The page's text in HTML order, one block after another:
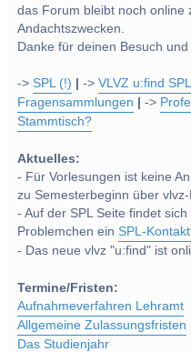
das Forum bleibt noch online
Andachtszwecken.
Danke für deinen Besuch
->SPL (!) ->VLVZ u:find
Fragensammlungen
->
Stammtisch?
Aktuelles:
- Für Vorlesungen ist keine
zu Semesterbeginn über
- Auf der SPL Seite findet
Problemchen einSPL-
- Das neue vlvz "u:find" ist
Termine/Fristen:
Aufnahmeverfahren Lehramt
Allgemeine Zulassungsfristen
Das Studienjahr